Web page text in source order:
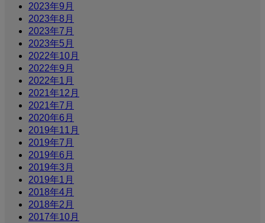
2023年9月
2023年8月
2023年7月
2023年5月
2022年10月
2022年9月
2022年1月
2021年12月
2021年7月
2020年6月
2019年11月
2019年7月
2019年6月
2019年3月
2019年1月
2018年4月
2018年2月
2017年10月